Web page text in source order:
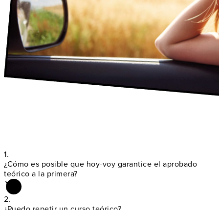
1.
¿Cómo es posible que hoy-voy garantice el aprobado
teórico a la primera?
2.